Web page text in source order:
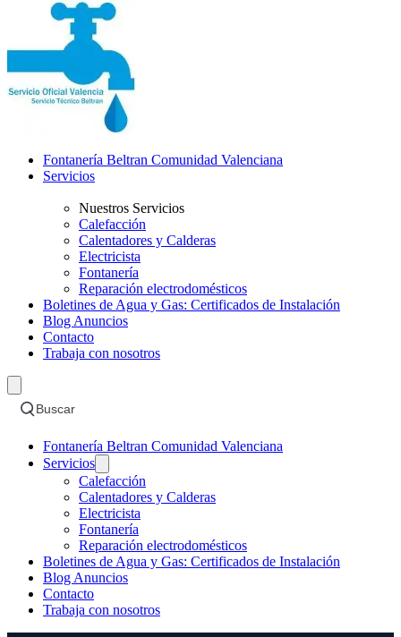
Fontanería Beltran Comunidad Valenciana
Servicios
Nuestros Servicios
Calefacción
Calentadores y Calderas
Electricista
Fontanería
Reparación electrodomésticos
Boletines de Agua y Gas: Certificados de Instalación
Blog Anuncios
Contacto
Trabaja con nosotros
Buscar
Fontanería Beltran Comunidad Valenciana
Servicios
Calefacción
Calentadores y Calderas
Electricista
Fontanería
Reparación electrodomésticos
Boletines de Agua y Gas: Certificados de Instalación
Blog Anuncios
Contacto
Trabaja con nosotros